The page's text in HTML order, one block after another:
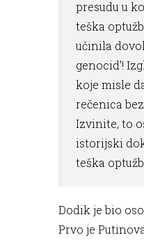
presudu u
teška
učinila
genocid’!
koje misle
rečenica
Izvinite, to
istorijski
teška
Dodik je bio
Prvo je